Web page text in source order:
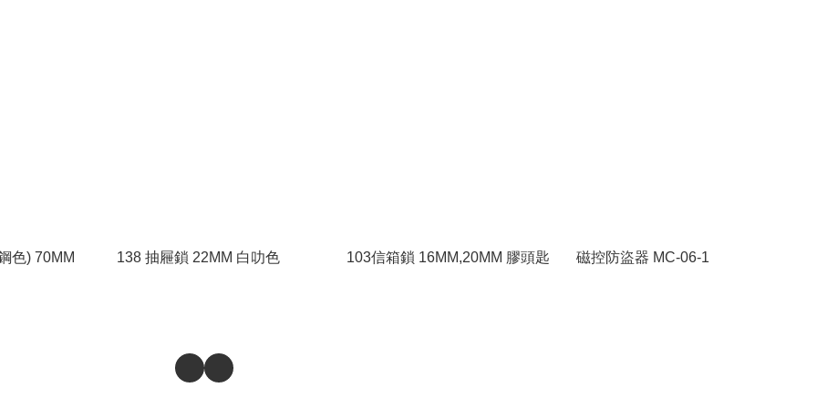
色) 70MM 138 抽屜鎖 22MM 白叻色 103信箱鎖 16MM,20MM 膠頭匙 磁控防盜器 MC-06-1